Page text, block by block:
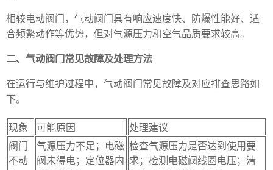
相较电动阀门，气动阀门具有响应速度快、防爆性能好、适
合频繁动作等优势，但对气源压力和空气品质要求较高。
二、气动阀门常见故障及处理方法
在运行与维护过程中，气动阀门常见故障及对应排查思路如
下。
现象 可能原因
处理建议
阀门
不动
气源压力不足；电磁
阀未得电；定位器内
检查气源压力是否达到使用要
求；检测电磁阀线圈电压；清